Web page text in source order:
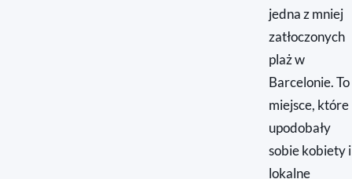
jedna z mniej
zatłoczonych
plaż w
Barcelonie. To
miejsce, które
upodobały
sobie kobiety i
lokalne